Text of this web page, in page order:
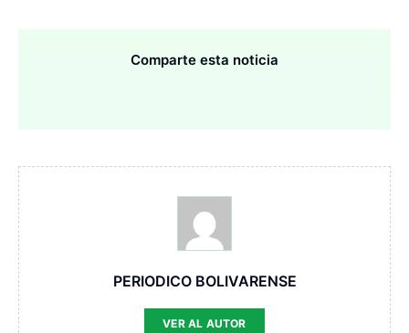
Comparte esta noticia
PERIODICO BOLIVARENSE
VER AL AUTOR